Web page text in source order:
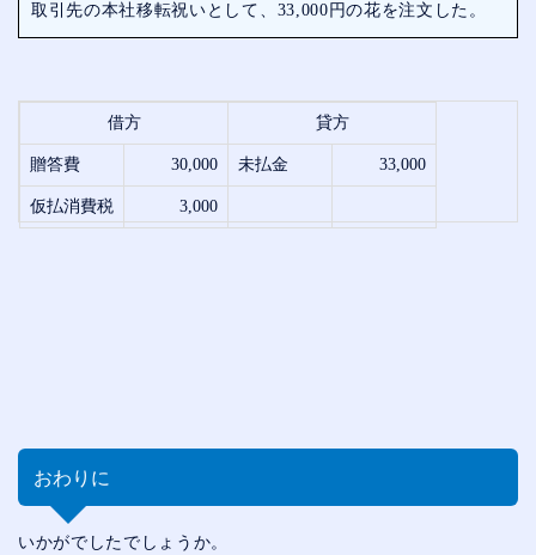
取引先の本社移転祝いとして、33,000円の花を注文した。
借方 貸方
贈答費 30,000 未払金 33,000
仮払消費税 3,000
おわりに
いかがでしたでしょうか。